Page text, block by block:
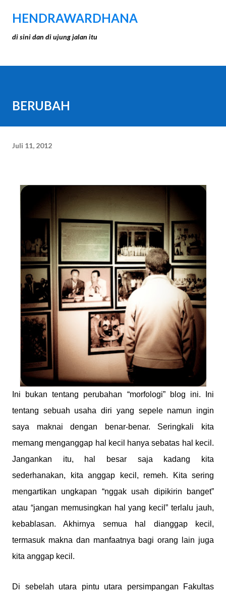
Langsung ke konten utama
HENDRAWARDHANA
di sini dan di ujung jalan itu
BERUBAH
Juli 11, 2012
Ini bukan tentang perubahan “morfologi” blog ini. Ini
tentang sebuah usaha diri yang sepele namun ingin
saya maknai dengan benar-benar. Seringkali kita
memang menganggap hal kecil hanya sebatas hal kecil.
Jangankan itu, hal besar saja kadang kita
sederhanakan, kita anggap kecil, remeh. Kita sering
mengartikan ungkapan “nggak usah dipikirin banget”
atau “jangan memusingkan hal yang kecil” terlalu jauh,
kebablasan. Akhirnya semua hal dianggap kecil,
termasuk makna dan manfaatnya bagi orang lain juga
kita anggap kecil.
Di sebelah utara pintu utara persimpangan Fakultas